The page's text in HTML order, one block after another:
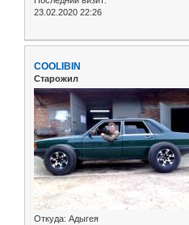
23.02.2020 22:26
COOLIBIN
Старожил
Откуда: Адыгея